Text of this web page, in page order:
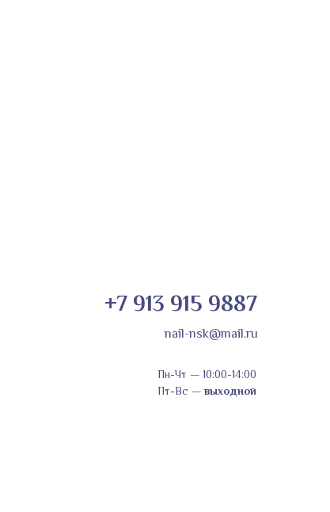
+7 913 915 9887
Пн-Чт —10:00-14:00
Пт-Вс —выходной
nail-nsk@mail.ru